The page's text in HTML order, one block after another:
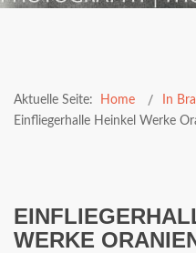
Aktuelle Seite: Home
In
Einfliegerhalle Heinkel Werke
WERKE